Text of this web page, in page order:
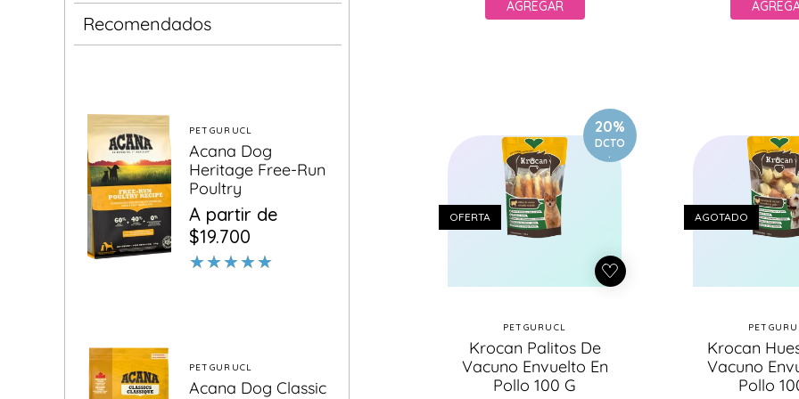
Recomendados
Proveedor:
PETGURUCL
Acana Dog
Heritage Free-Run
Poultry
Precio
habitual
Precio
de
oferta
A partir de
$19.700
Proveedor:
PETGURUCL
Acana Dog Classic
AGREGAR
20%
DCTO
.
OFERTA
Proveedor:
PETGURUCL
Krocan Palitos De
Vacuno Envuelto En
Pollo 100 G
AGOTADO
Krocan
Vacuno
Pollo